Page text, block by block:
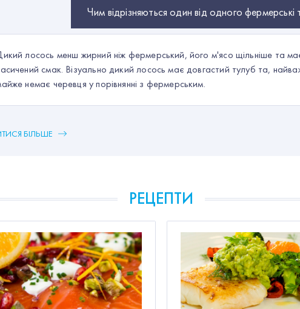
Чим відрізняються один від одного фермерські
лосось менш жирний ніж фермерський, його м'ясо щільніше та
смак. Візуально дикий лосось має довгастий тулуб та,
немає черевця у порівнянні з фермерським.
БІЛЬШЕ
РЕЦЕПТИ